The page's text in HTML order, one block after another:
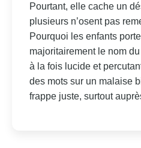
Pourtant, elle cache un
plusieurs n’osent pas
Pourquoi les enfants
majoritairement le nom
à la fois lucide et
des mots sur un malaise
frappe juste, surtout